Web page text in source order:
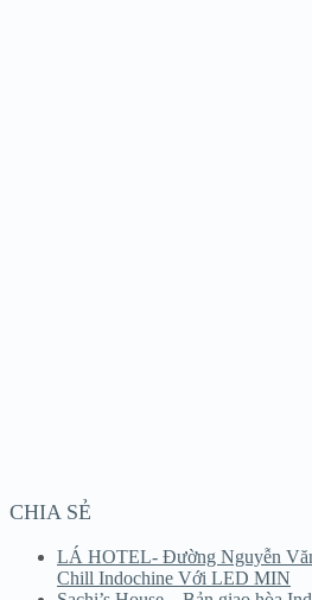
CHIA SẺ
LÁ HOTEL- Đường Nguyễn
Chill Indochine Với LED MIN